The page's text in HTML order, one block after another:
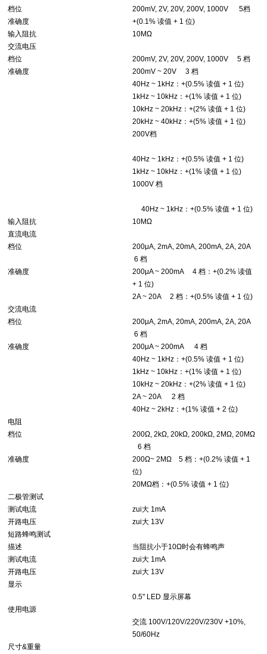
档位
200mV, 2V, 20V, 200V, 1000V 5档
准确度
+(0.1% 读值 + 1 位)
输入阻抗
10MΩ
交流电压
档位
200mV, 2V, 20V, 200V, 1000V 5 档
准确度
200mV ~ 20V 3 档
40Hz ~ 1kHz：+(0.5% 读值 + 1 位)
1kHz ~ 10kHz：+(1% 读值 + 1 位)
10kHz ~ 20kHz：+(2% 读值 + 1 位)
20kHz ~ 40kHz：+(5% 读值 + 1 位)
200V档
40Hz ~ 1kHz：+(0.5% 读值 + 1 位)
1kHz ~ 10kHz：+(1% 读值 + 1 位)
1000V 档
40Hz ~ 1kHz：+(0.5% 读值 + 1 位)
输入阻抗
10MΩ
直流电流
档位
200μA, 2mA, 20mA, 200mA, 2A, 20A
6 档
准确度
200μA ~ 200mA 4 档：+(0.2% 读值
+ 1 位)
2A ~ 20A 2 档：+(0.5% 读值 + 1 位)
交流电流
档位
200μA, 2mA, 20mA, 200mA, 2A, 20A
6 档
准确度
200μA ~ 200mA 4 档
40Hz ~ 1kHz：+(0.5% 读值 + 1 位)
1kHz ~ 10kHz：+(1% 读值 + 1 位)
10kHz ~ 20kHz：+(2% 读值 + 1 位)
2A ~ 20A 2 档
40Hz ~ 2kHz：+(1% 读值 + 2 位)
电阻
档位
200Ω, 2kΩ, 20kΩ, 200kΩ, 2MΩ, 20MΩ
6 档
准确度
200Ω~ 2MΩ 5 档：+(0.2% 读值 + 1
位)
20MΩ档：+(0.5% 读值 + 1 位)
二极管测试
测试电流
zui大 1mA
开路电压
zui大 13V
短路蜂鸣测试
描述
当阻抗小于10Ω时会有蜂鸣声
测试电流
zui大 1mA
开路电压
zui大 13V
显示
0.5" LED 显示屏幕
使用电源
交流 100V/120V/220V/230V +10%,
50/60Hz
尺寸&重量